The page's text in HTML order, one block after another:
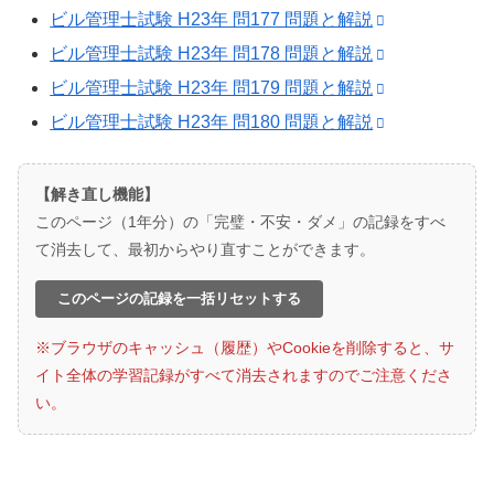
ビル管理士試験 H23年 問177 問題と解説
ビル管理士試験 H23年 問178 問題と解説
ビル管理士試験 H23年 問179 問題と解説
ビル管理士試験 H23年 問180 問題と解説
【解き直し機能】
このページ（1年分）の「完璧・不安・ダメ」の記録をすべ
て消去して、最初からやり直すことができます。
このページの記録を一括リセットする
※ブラウザのキャッシュ（履歴）やCookieを削除すると、サ
イト全体の学習記録がすべて消去されますのでご注意くださ
い。